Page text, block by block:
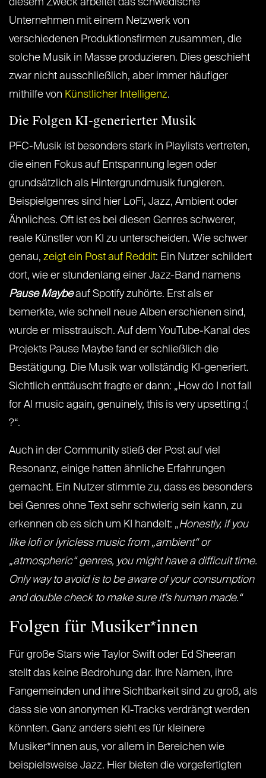
diesem Zweck arbeitet das schwedische
Unternehmen mit einem Netzwerk von
verschiedenen Produktionsfirmen zusammen, die
solche Musik in Masse produzieren. Dies geschieht
zwar nicht ausschließlich, aber immer häufiger
mithilfe von Künstlicher Intelligenz.
Die Folgen KI-generierter Musik
PFC-Musik ist besonders stark in Playlists vertreten,
die einen Fokus auf Entspannung legen oder
grundsätzlich als Hintergrundmusik fungieren.
Beispielgenres sind hier LoFi, Jazz, Ambient oder
Ähnliches. Oft ist es bei diesen Genres schwerer,
reale Künstler von KI zu unterscheiden. Wie schwer
genau, zeigt ein Post auf Reddit: Ein Nutzer schildert
dort, wie er stundenlang einer Jazz-Band namens
Pause Maybe auf Spotify zuhörte. Erst als er
bemerkte, wie schnell neue Alben erschienen sind,
wurde er misstrauisch. Auf dem YouTube-Kanal des
Projekts Pause Maybe fand er schließlich die
Bestätigung. Die Musik war vollständig KI-generiert.
Sichtlich enttäuscht fragte er dann: „How do I not fall
for Al music again, genuinely, this is very upsetting :(
?“.
Auch in der Community stieß der Post auf viel
Resonanz, einige hatten ähnliche Erfahrungen
gemacht. Ein Nutzer stimmte zu, dass es besonders
bei Genres ohne Text sehr schwierig sein kann, zu
erkennen ob es sich um KI handelt: „Honestly, if you
like lofi or lyricless music from „ambient“ or
„atmospheric“ genres, you might have a difficult time.
Only way to avoid is to be aware of your consumption
and double check to make sure it’s human made.“
Folgen für Musiker*innen
Für große Stars wie Taylor Swift oder Ed Sheeran
stellt das keine Bedrohung dar. Ihre Namen, ihre
Fangemeinden und ihre Sichtbarkeit sind zu groß, als
dass sie von anonymen KI-Tracks verdrängt werden
könnten. Ganz anders sieht es für kleinere
Musiker*innen aus, vor allem in Bereichen wie
beispielsweise Jazz. Hier bieten die vorgefertigten